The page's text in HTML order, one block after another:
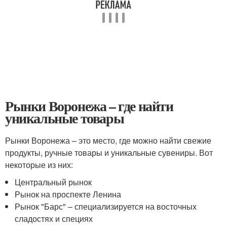
Рынки Воронежа – где найти
уникальные товары
Рынки Воронежа – это место, где можно найти свежие
продукты, ручные товары и уникальные сувениры. Вот
некоторые из них:
Центральный рынок
Рынок на проспекте Ленина
Рынок "Барс" – специализируется на восточных
сладостях и специях